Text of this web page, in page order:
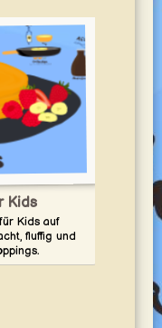
Kids
Kids auf
fluffig und